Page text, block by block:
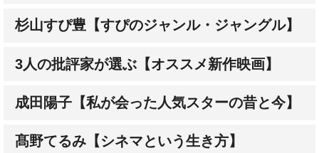
杉山すぴ豊【すぴのジャンル・ジャングル】
3人の批評家が選ぶ【オススメ新作映画】
成田陽子【私が会った人気スターの昔と今】
髙野てるみ【シネマという生き方】